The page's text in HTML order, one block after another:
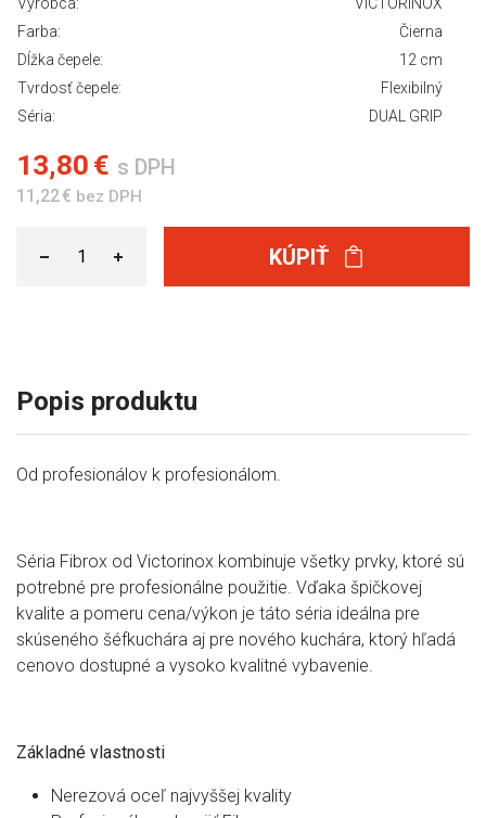
Farba:
Čierna
Dĺžka čepele:
12 cm
Tvrdosť čepele:
Flexibilný
Séria:
DUAL GRIP
13,80 € s DPH
11,22 € bez DPH
KÚPIŤ
Popis produktu
Od profesionálov k profesionálom.
Séria Fibrox od Victorinox kombinuje všetky prvky, ktoré sú
potrebné pre profesionálne použitie. Vďaka špičkovej
kvalite a pomeru cena/výkon je táto séria ideálna pre
skúseného šéfkuchára aj pre nového kuchára, ktorý hľadá
cenovo dostupné a vysoko kvalitné vybavenie.
Základné vlastnosti
Nerezová oceľ najvyššej kvality